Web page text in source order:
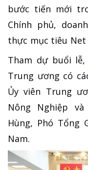
bước tiến mới
Chính phủ,
thực mục tiêu Net
Tham dự buổi
Trung ương có
Ủy viên Trung
Nông Nghiệp
Hùng, Phó Tổng
Nam.